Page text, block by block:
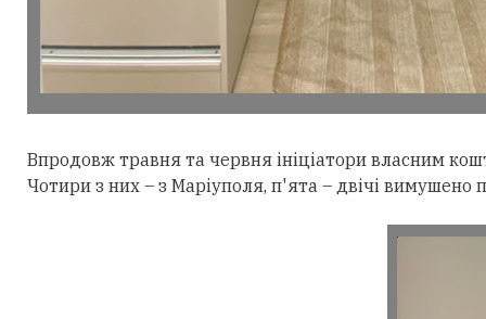
Впродовж травня та червня ініціатори власним
Чотири з них – з Маріуполя, п'ята – двічі вимушено